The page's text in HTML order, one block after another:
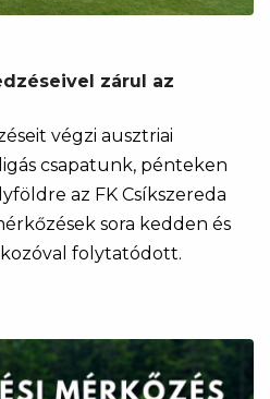
zárul az
végzi ausztriai
csapatunk, pénteken
az FK Csíkszereda
sora kedden és
folytatódott.